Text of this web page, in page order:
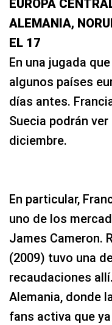
EUROPA
ALEMANIA,
EL 17
En una jugada
algunos países
días antes.
Suecia podrán
diciembre.
En particular,
uno de los
James Cameron.
(2009) tuvo una
recaudaciones
Alemania, donde
fans activa que